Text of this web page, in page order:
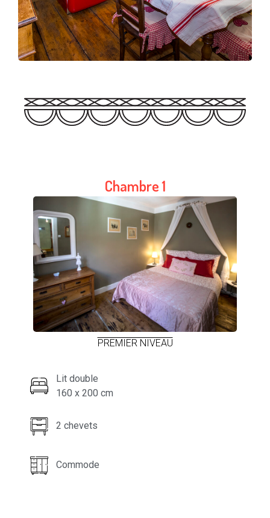
Chambre 1
PREMIER NIVEAU
Lit double
160 x 200 cm
2 chevets
Commode